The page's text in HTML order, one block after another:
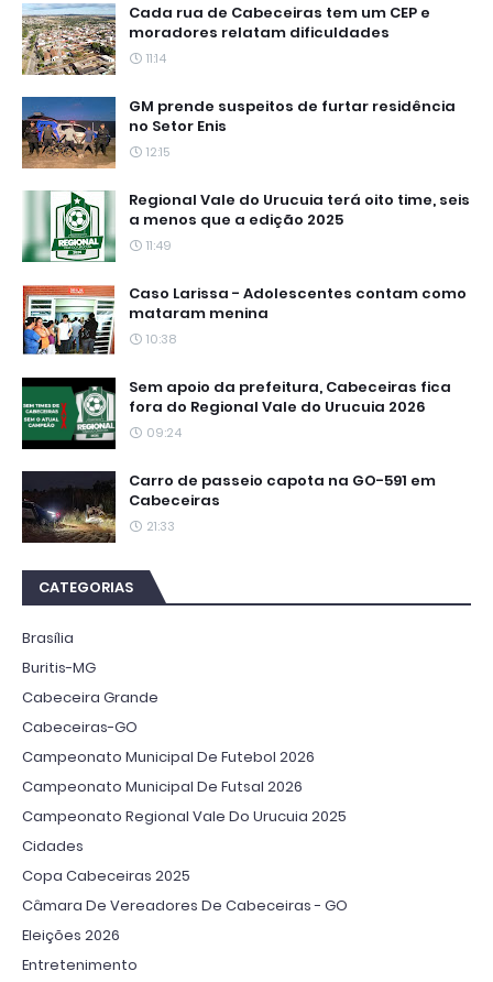
Cada rua de Cabeceiras tem um CEP e
moradores relatam dificuldades
11:14
GM prende suspeitos de furtar residência
no Setor Enis
12:15
Regional Vale do Urucuia terá oito time, seis
a menos que a edição 2025
11:49
Caso Larissa - Adolescentes contam como
mataram menina
10:38
Sem apoio da prefeitura, Cabeceiras fica
fora do Regional Vale do Urucuia 2026
09:24
Carro de passeio capota na GO-591 em
Cabeceiras
21:33
CATEGORIAS
Brasília
Buritis-MG
Cabeceira Grande
Cabeceiras-GO
Campeonato Municipal De Futebol 2026
Campeonato Municipal De Futsal 2026
Campeonato Regional Vale Do Urucuia 2025
Cidades
Copa Cabeceiras 2025
Câmara De Vereadores De Cabeceiras - GO
Eleições 2026
Entretenimento